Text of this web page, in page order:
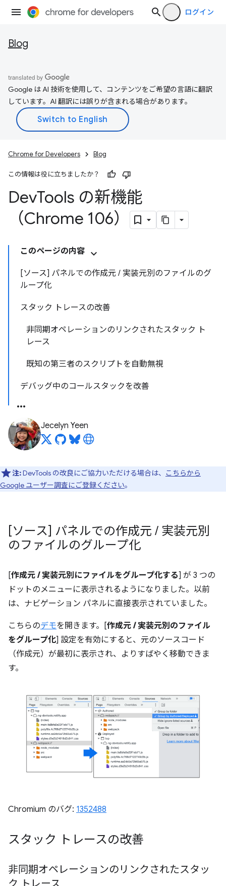
ログイン
Blog
Google は AI 技術を使用して、コンテンツをご希望の言語に翻訳
しています。AI 翻訳には誤りが含まれる場合があります。
Chrome for Developers Blog
この情報は役に立ちましたか？
DevTools の新機能
（Chrome 106）
このページの内容
[ソース] パネルでの作成元 / 実装元別のファイルのグ
ループ化
スタック トレースの改善
非同期オペレーションのリンクされたスタック ト
レース
既知の第三者のスクリプトを自動無視
デバッグ中のコールスタックを改善
Jecelyn Yeen
注:DevTools の改良にご協力いただける場合は、
こちらから
Google ユーザー調査にご登録ください。
[ソース] パネルでの作成元 / 実装元別
のファイルのグループ化
[作成元 / 実装元別にファイルをグループ化する] が 3 つの
ドットのメニューに表示されるようになりました。以前
は、ナビゲーション パネルに直接表示されていました。
こちらのデモを開きます。[作成元 / 実装元別のファイル
をグループ化] 設定を有効にすると、元のソースコード
（作成元）が最初に表示され、よりすばやく移動できま
す。
Chromium のバグ: 1352488
スタック トレースの改善
非同期オペレーションのリンクされたスタッ